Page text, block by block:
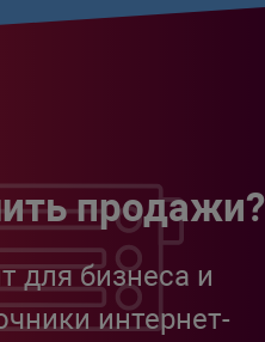
продажи?
для бизнеса и
интернет-